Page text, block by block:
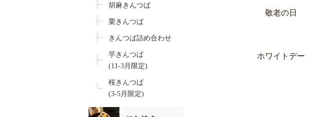
敬老の日
ホワイトデー
胡麻きんつば
栗きんつば
きんつば詰め合わせ
芋きんつば
(11-3月限定)
桜きんつば
(3-5月限定)